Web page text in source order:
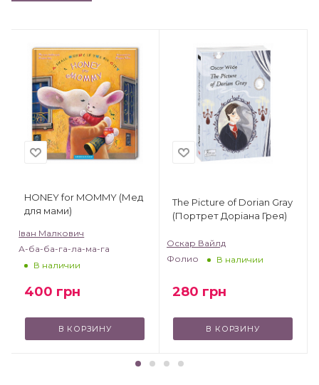
HONEY for MOMMY (Мед
для мами)
Іван Малкович
А-ба-ба-га-ла-ма-га
В наличии
400 грн
В КОРЗИНУ
The Picture of Dorian Gray
(Портрет Доріана Грея)
Оскар Вайлд
Фолио
В наличии
280 грн
В КОРЗИНУ